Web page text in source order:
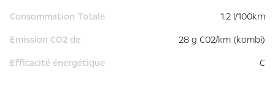
Consommation Totale
1.2 l/100km
Emission CO2 de
28 g C02/km (kombi)
Efficacité énergétique
C